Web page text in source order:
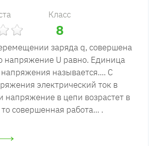
Класс
8
заряда q, совершена
напряжение U равно. Единица
называется.... С
электрический ток в
напряжение в цепи возрастет в
совершенная работа... .